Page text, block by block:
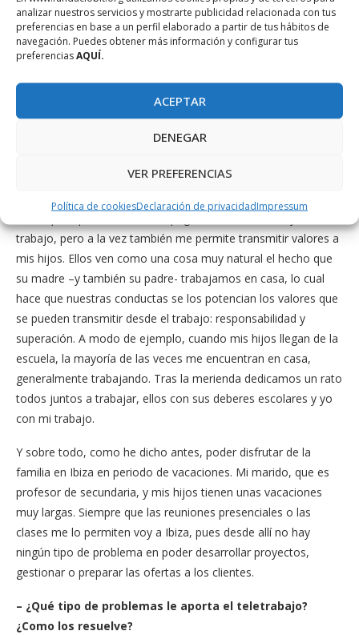
analizar nuestros servicios y mostrarte publicidad relacionada con tus
preferencias en base a un perfil elaborado a partir de tus hábitos de
navegación. Puedes obtener más información y configurar tus
preferenciasAQUÍ.
ACEPTAR
DENEGAR
VER PREFERENCIAS
Política de cookiesDeclaración de privacidadImpressum
– ¿Qué tecnología y aplicaciones utiliza para trabajar en
red?
permiten trabajar en cualquier lugar. Como aplicaciones
utilizamos el correo electrónico y el poder compartir archivos
en la nube, sobre todo Google Docs y Dropbox. Y como he
trabajo, pero a la vez también me permite transmitir valores a
mis hijos. Ellos ven como una cosa muy natural el hecho que
su madre –y también su padre- trabajamos en casa, lo cual
hace que nuestras conductas se los potencian los valores que
se pueden transmitir desde el trabajo: responsabilidad y
superación. A modo de ejemplo, cuando mis hijos llegan de la
escuela, la mayoría de las veces me encuentran en casa,
generalmente trabajando. Tras la merienda dedicamos un rato
todos juntos a trabajar, ellos con sus deberes escolares y yo
con mi trabajo.
Y sobre todo, como he dicho antes, poder disfrutar de la
familia en Ibiza en periodo de vacaciones. Mi marido, que es
profesor de secundaria, y mis hijos tienen unas vacaciones
muy largas. Siempre que las reuniones presenciales o las
clases me lo permiten voy a Ibiza, pues desde allí no hay
ningún tipo de problema en poder desarrollar proyectos,
gestionar o preparar las ofertas a los clientes.
– ¿Qué tipo de problemas le aporta el teletrabajo?
¿Como los resuelve?